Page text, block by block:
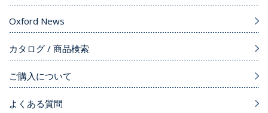
Oxford News
カタログ / 商品検索
ご購入について
よくある質問